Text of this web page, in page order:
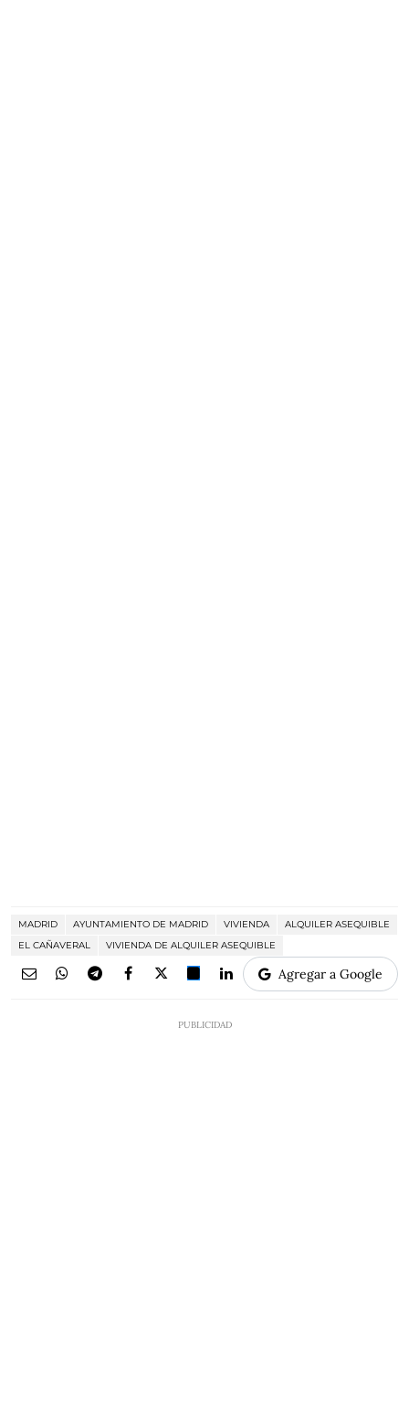
MADRID AYUNTAMIENTO DE MADRID VIVIENDA
ALQUILER ASEQUIBLE
EL CAÑAVERAL
VIVIENDA DE ALQUILER ASEQUIBLE
Agregar a Google